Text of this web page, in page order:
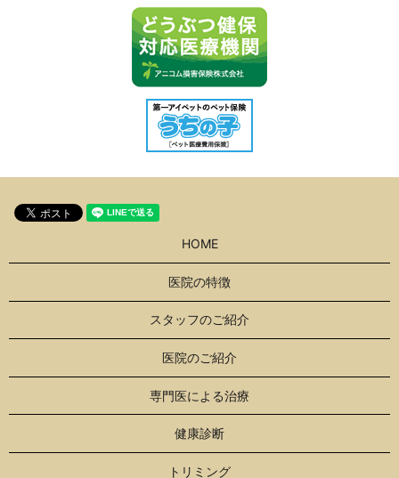
HOME
医院の特徴
スタッフのご紹介
医院のご紹介
専門医による治療
健康診断
トリミング